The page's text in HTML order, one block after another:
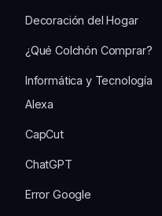
Decoración del Hogar
¿Qué Colchón Comprar?
Informática y Tecnología
Alexa
CapCut
ChatGPT
Error Google